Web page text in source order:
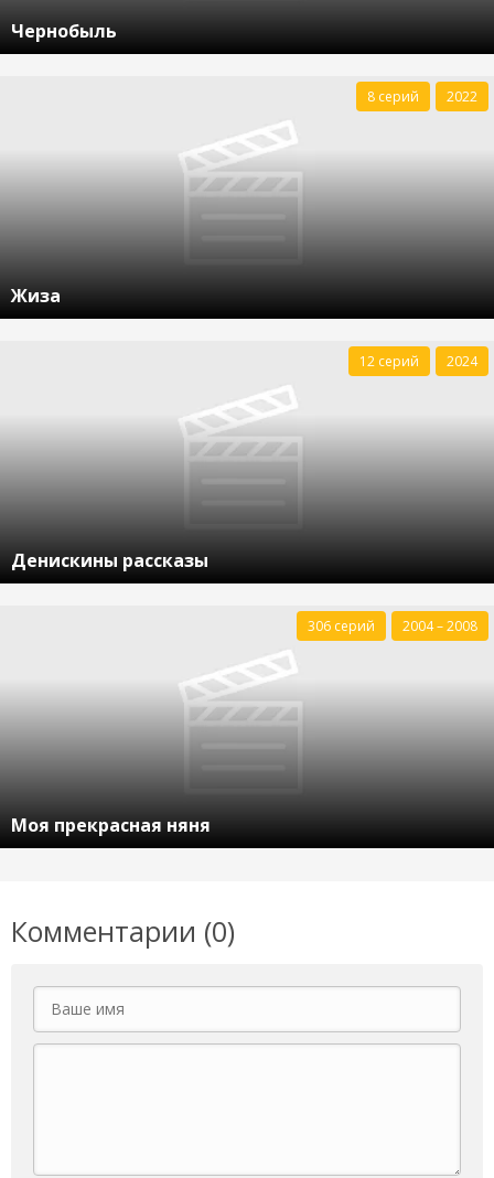
Чернобыль
Жиза
8 серий 2022
Денискины рассказы
12 серий 2024
Моя прекрасная няня
306 серий 2004 – 2008
Комментарии (0)